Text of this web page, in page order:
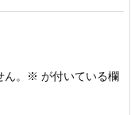
。 ※ が付いている欄